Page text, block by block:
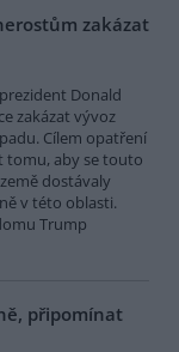
zakázat
Donald
zakázat vývoz
Cílem opatření
tomu, aby se touto
dostávaly
v této oblasti.
Trump
připomínat